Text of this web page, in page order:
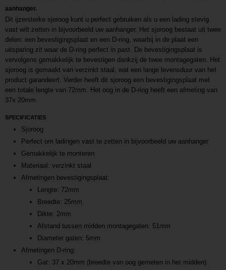
aanhanger.
Dit ijzersterke sjoroog kunt u perfect gebruiken als u een lading stevig
vast wilt zetten in bijvoorbeeld uw aanhanger. Het sjoroog bestaat uit twee
delen: een bevestigingsplaat en een D-ring, waarbij in de plaat een
uitsparing zit waar de D-ring perfect in past. De bevestigingsplaat is
vervolgens gemakkelijk te bevestigen dankzij de twee montagegaten. Het
sjoroog is gemaakt van verzinkt staal, wat een lange levensduur van het
product garandeert. Verder heeft dit sjoroog een bevestigingsplaat met
een totale lengte van 72mm. Het oog in de D-ring heeft een afmeting van
37x 20mm.
SPECIFICATIES
Sjoroog
Perfect om ladingen vast te zetten in bijvoorbeeld uw aanhanger
Gemakkelijk te monteren
Materiaal: verzinkt staal
Afmetingen bevestigingsplaat:
Lengte: 72mm
Breedte: 25mm
Dikte: 2mm
Afstand tussen midden montagegaten: 51mm
Diameter gaten: 5mm
Afmetingen D-ring:
Gat: 37 x 20mm (breedte van oog gemeten in het midden)